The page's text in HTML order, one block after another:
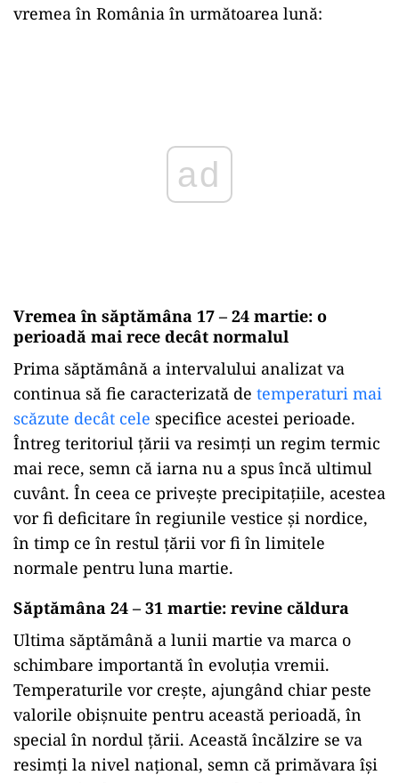
vremea în România în următoarea lună:
Vremea în săptămâna 17 – 24 martie: o
perioadă mai rece decât normalul
Prima săptămână a intervalului analizat va
continua să fie caracterizată de temperaturi mai
scăzute decât cele specifice acestei perioade.
Întreg teritoriul țării va resimți un regim termic
mai rece, semn că iarna nu a spus încă ultimul
cuvânt. În ceea ce privește precipitațiile, acestea
vor fi deficitare în regiunile vestice și nordice,
în timp ce în restul țării vor fi în limitele
normale pentru luna martie.
Săptămâna 24 – 31 martie: revine căldura
Ultima săptămână a lunii martie va marca o
schimbare importantă în evoluția vremii.
Temperaturile vor crește, ajungând chiar peste
valorile obișnuite pentru această perioadă, în
special în nordul țării. Această încălzire se va
resimți la nivel național, semn că primăvara își